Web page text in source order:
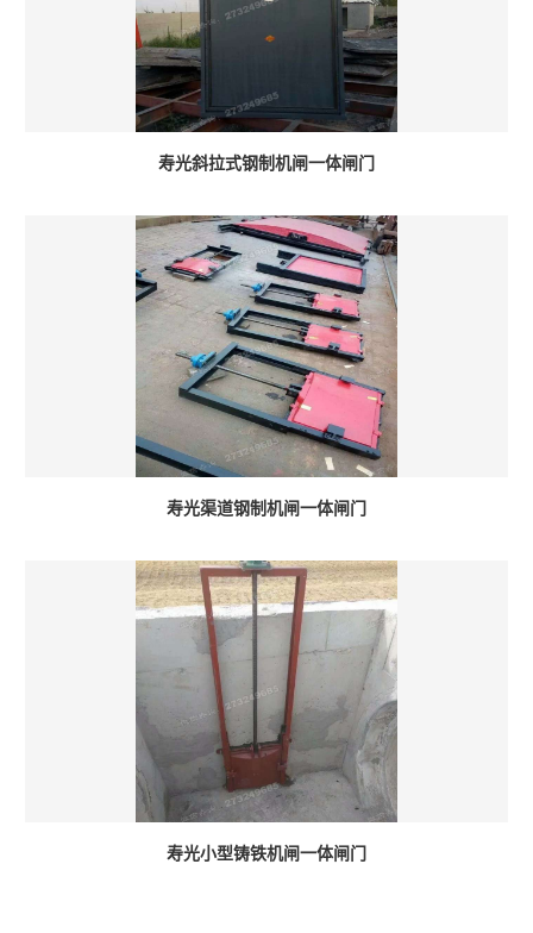
寿光斜拉式钢制机闸一体闸门
寿光渠道钢制机闸一体闸门
寿光小型铸铁机闸一体闸门